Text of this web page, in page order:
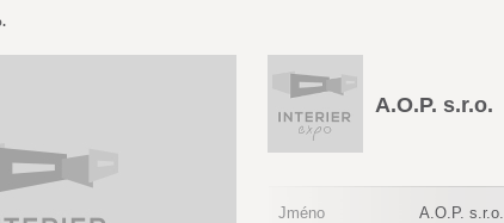
A.O.P. s.r.o.
Jméno
A.O.P. s.r.o.